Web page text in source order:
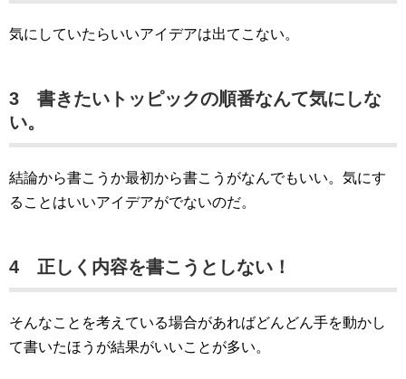
気にしていたらいいアイデアは出てこない。
3 書きたいトッピックの順番なんて気にしな
い。
結論から書こうか最初から書こうがなんでもいい。気にす
ることはいいアイデアがでないのだ。
4 正しく内容を書こうとしない！
そんなことを考えている場合があればどんどん手を動かし
て書いたほうが結果がいいことが多い。